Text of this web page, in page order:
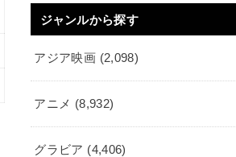
ジャンルから探す
アジア映画 (2,098)
アニメ (8,932)
グラビア (4,406)